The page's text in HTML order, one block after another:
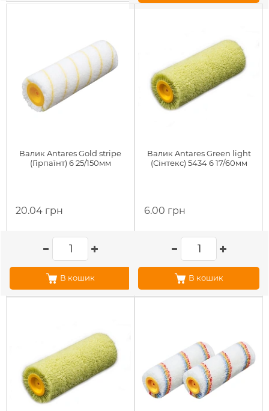
Валик Antares Gold stripe
(Гірпаїнт) 6 25/150мм
20.04 грн
В кошик
Валик Antares Green light
(Сінтекс) 5434 6 17/60мм
6.00 грн
В кошик